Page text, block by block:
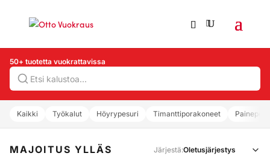
Hae
50+ tuotetta vuokrattavissa
Kaikki Työkalut Höyrypesuri Timanttiporakoneet
MAJOITUS YLLÄS Järjestä: